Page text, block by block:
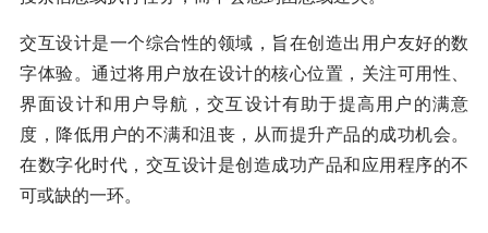
交互设计是一个综合性的领域，旨在创造出用户友好的数
字体验。通过将用户放在设计的核心位置，关注可用性、
界面设计和用户导航，交互设计有助于提高用户的满意
度，降低用户的不满和沮丧，从而提升产品的成功机会。
在数字化时代，交互设计是创造成功产品和应用程序的不
可或缺的一环。